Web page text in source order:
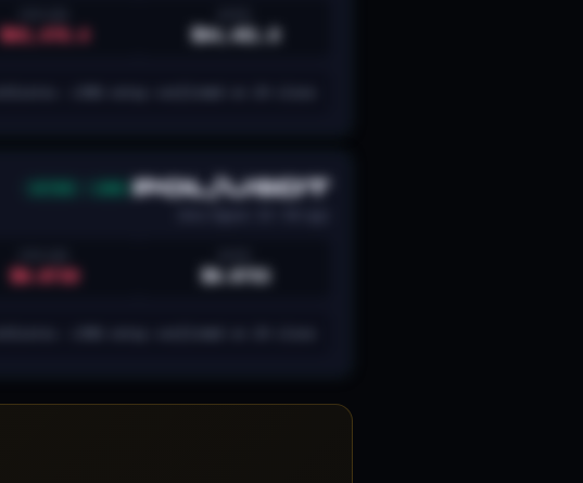
$64,451.8
$63,476.4
POL/USDT
$0.0753
$0.0739